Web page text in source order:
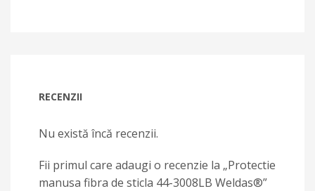
RECENZII
Nu există încă recenzii.
Fii primul care adaugi o recenzie la „Protectie
manusa fibra de sticla 44-3008LB Weldas®”